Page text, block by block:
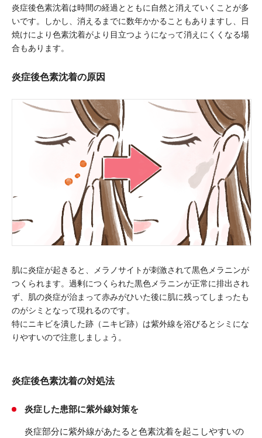
炎症後色素沈着は時間の経過とともに自然と消えていくことが多
いです。しかし、消えるまでに数年かかることもありますし、日
焼けにより色素沈着がより目立つようになって消えにくくなる場
合もあります。
炎症後色素沈着の原因
肌に炎症が起きると、メラノサイトが刺激されて黒色メラニンが
つくられます。過剰につくられた黒色メラニンが正常に排出され
ず、肌の炎症が治まって赤みがひいた後に肌に残ってしまったも
のがシミとなって現れるのです。
特にニキビを潰した跡（ニキビ跡）は紫外線を浴びるとシミにな
りやすいので注意しましょう。
炎症後色素沈着の対処法
炎症した患部に紫外線対策を
炎症部分に紫外線があたると色素沈着を起こしやすいの